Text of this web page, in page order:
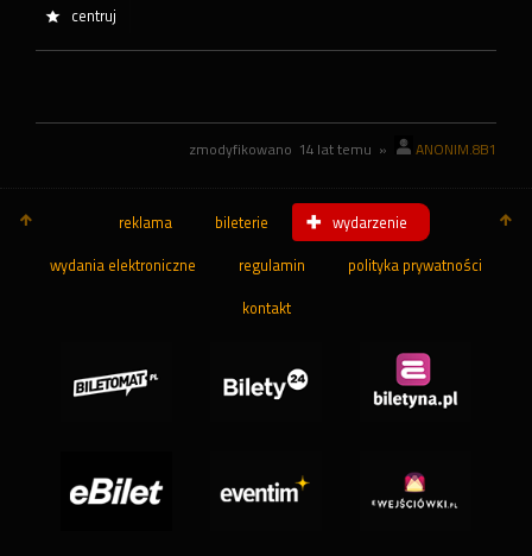
centruj
zmodyfikowano 14 lat temu » ANONIM.8B1
reklama bileterie wydarzenie
wydania elektroniczne regulamin polityka prywatności
kontakt